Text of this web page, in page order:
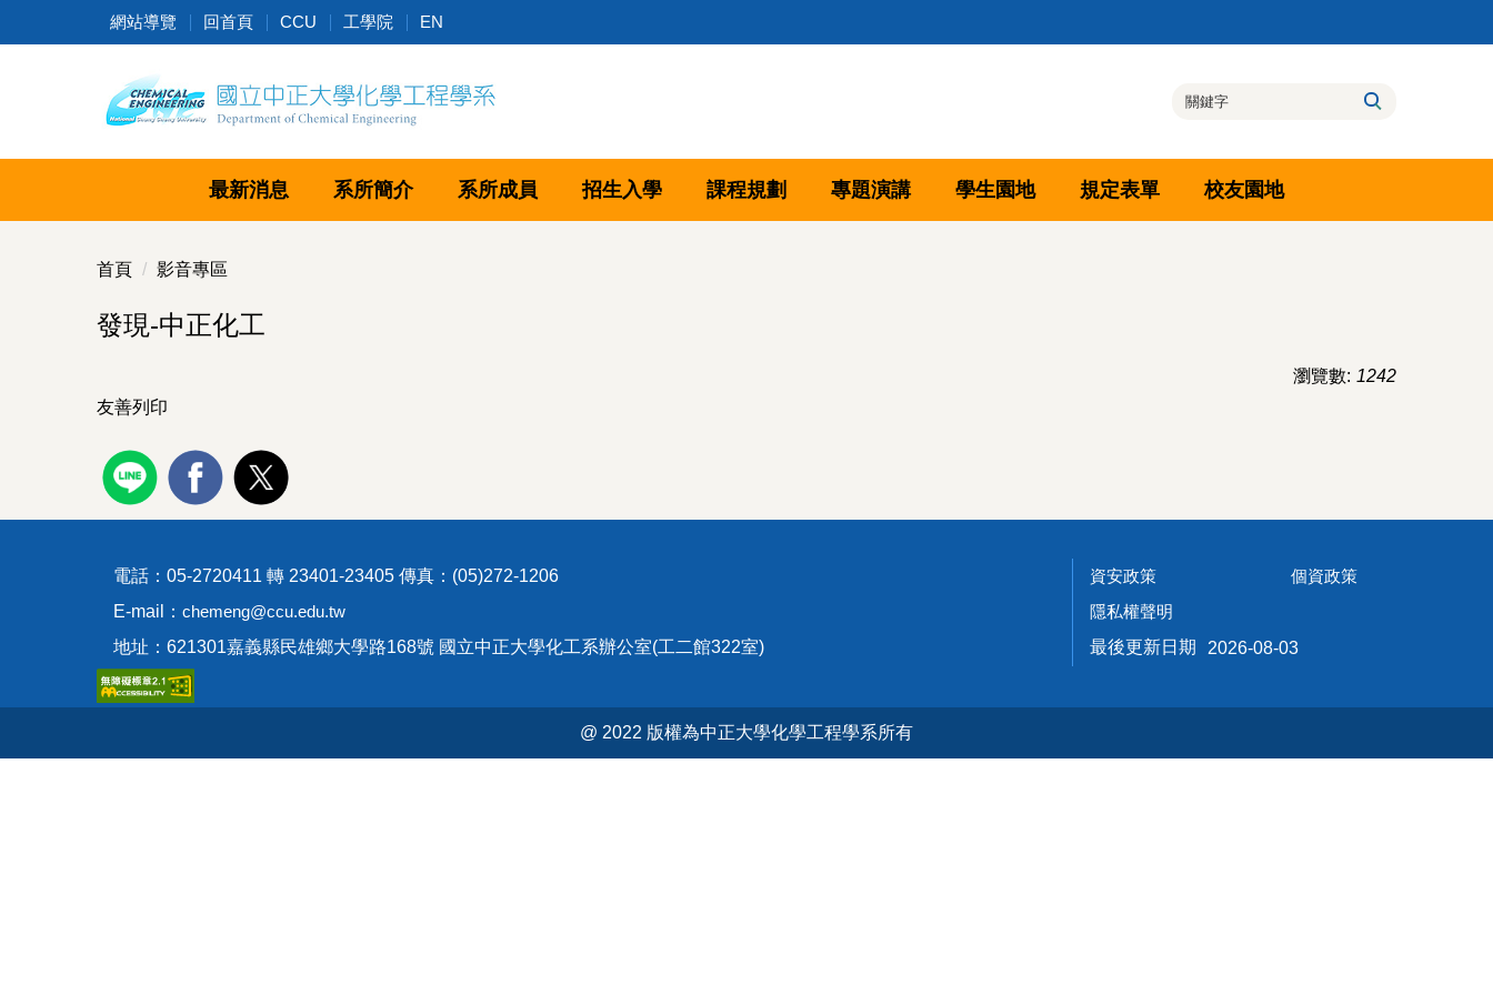
到
網站導覽 回首頁 CCU 工學院 EN
最新消息 系所簡介 系所成員 招生入學 課程規劃 專題演講 學生園地 規定表單 校友園地
首頁 影音專區
發現-中正化工
瀏覽數: 1242
友善列印
電話：05-2720411 轉 23401-23405 傳真：(05)272-1206
E-mail： chemeng@ccu.edu.tw
地址：621301嘉義縣民雄鄉大學路168號 國立中正大學化工系辦公室(工二館322室)
資安政策
個資政策
隱私權聲明
最後更新日期
2026-08-03
@ 2022 版權為中正大學化學工程學系所有